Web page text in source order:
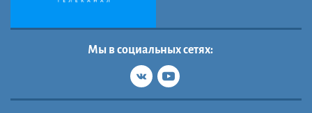
Мы в социальных сетях: